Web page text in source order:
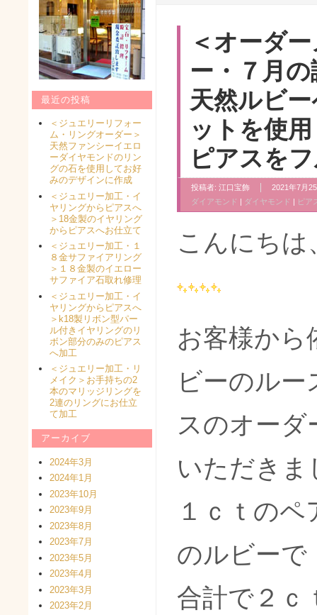
＜オーダ
ー・７月
天然ルビ
ットを使
ピアスを
投稿者: 江口宝飾
2021年7月
ダイアモンド | ダイヤモンド | ピア
こんにちは
お客様から
ビーのル
スのオーダ
いただきま
１ｃｔの
のルビーで
合計で２ｃ
最近の投稿
＜ジュエリーリフォー
ム・リングオーダー＞
天然ファンシーイエロ
ーダイヤモンドのリン
グの石を使用してお好
みのデザインに作成
＜ジュエリー加工・イ
ヤリングからピアスへ
＞18金製のイヤリング
からピアスへお仕立て
＜ジュエリー加工・１
８金サファイアリング
＞１８金製のイエロー
サファイア石取れ修理
＜ジュエリー加工・イ
ヤリングからピアスへ
＞k18製リボン型パー
ル付きイヤリングのリ
ボン部分のみのピアス
へ加工
＜ジュエリー加工・リ
メイク＞お手持ちの2
本のマリッジリングを
2連のリングにお仕立
て加工
アーカイブ
2024年3月
2024年1月
2023年10月
2023年9月
2023年8月
2023年7月
2023年5月
2023年4月
2023年3月
2023年2月